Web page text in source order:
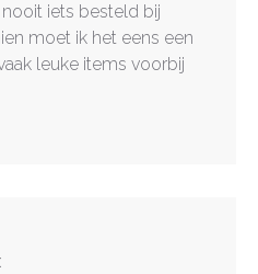
iets besteld bij
moet ik het eens een
leuke items voorbij